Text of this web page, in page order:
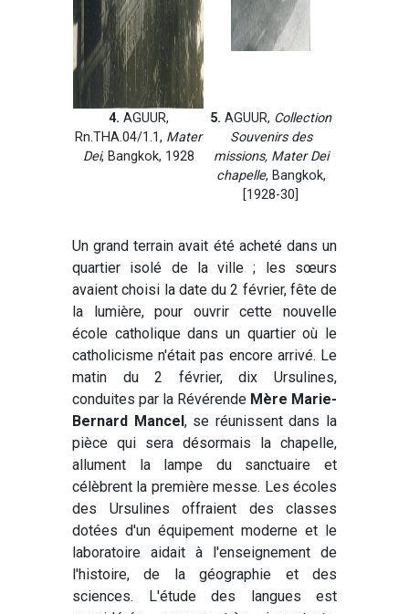
4. AGUUR,
Rn.THA.04/1.1, Mater
Dei, Bangkok, 1928
5. AGUUR, Collection
Souvenirs des
missions, Mater Dei
chapelle, Bangkok,
[1928-30]
Un grand terrain avait été acheté dans un
quartier isolé de la ville ; les sœurs
avaient choisi la date du 2 février, fête de
la lumière, pour ouvrir cette nouvelle
école catholique dans un quartier où le
catholicisme n'était pas encore arrivé. Le
matin du 2 février, dix Ursulines,
conduites par la Révérende Mère Marie-
Bernard Mancel, se réunissent dans la
pièce qui sera désormais la chapelle,
allument la lampe du sanctuaire et
célèbrent la première messe. Les écoles
des Ursulines offraient des classes
dotées d'un équipement moderne et le
laboratoire aidait à l'enseignement de
l'histoire, de la géographie et des
sciences. L'étude des langues est